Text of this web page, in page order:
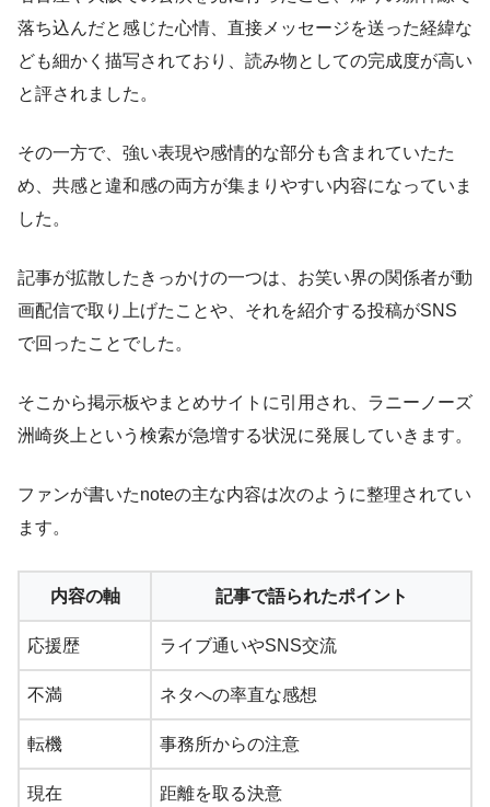
落ち込んだと感じた心情、直接メッセージを送った経緯な
ども細かく描写されており、読み物としての完成度が高い
と評されました。
その一方で、強い表現や感情的な部分も含まれていたた
め、共感と違和感の両方が集まりやすい内容になっていま
した。
記事が拡散したきっかけの一つは、お笑い界の関係者が動
画配信で取り上げたことや、それを紹介する投稿がSNS
で回ったことでした。
そこから掲示板やまとめサイトに引用され、ラニーノーズ
洲崎炎上という検索が急増する状況に発展していきます。
ファンが書いたnoteの主な内容は次のように整理されてい
ます。
内容の軸 記事で語られたポイント
応援歴 ライブ通いやSNS交流
不満 ネタへの率直な感想
転機 事務所からの注意
現在 距離を取る決意